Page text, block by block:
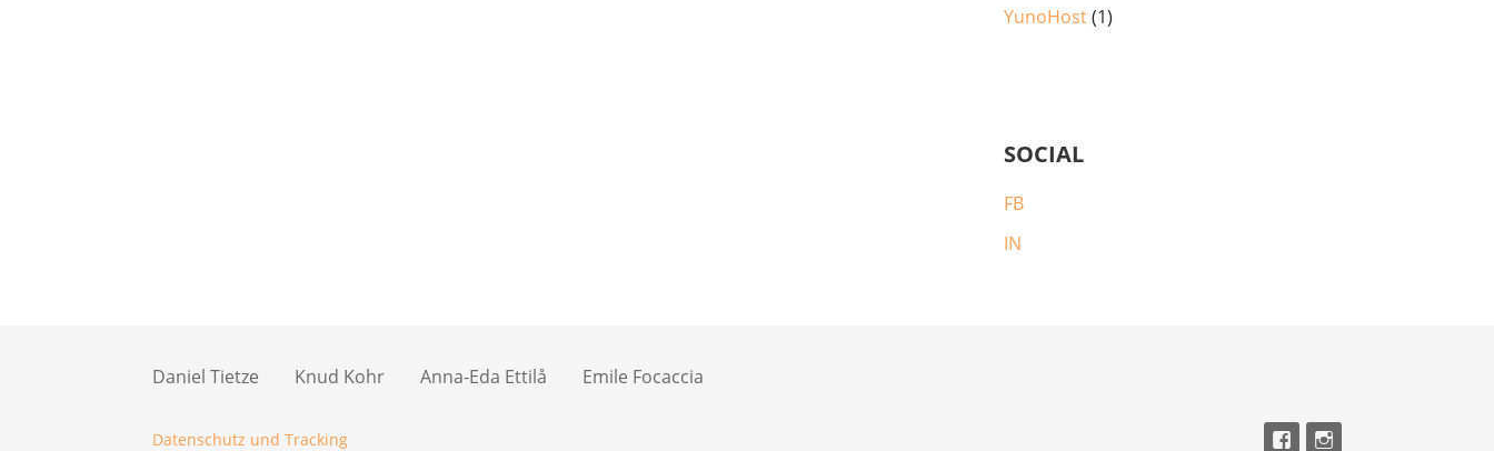
YunoHost(1)
SOCIAL
FB
IN
Daniel Tietze Knud Kohr Anna-Eda Ettilå Emile Focaccia
Datenschutz und Tracking